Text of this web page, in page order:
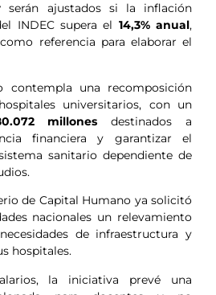
serán ajustados si la inflación
INDEC supera el 14,3% anual,
referencia para elaborar el
contempla una recomposición
universitarios, con un
millones destinados a
financiera y garantizar el
sanitario dependiente de
de Capital Humano ya solicitó
nacionales un relevamiento
de infraestructura y
hospitales.
la iniciativa prevé una